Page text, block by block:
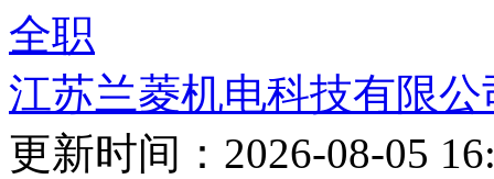
全职
江苏兰菱机电科技有限公
更新时间：2026-08-05